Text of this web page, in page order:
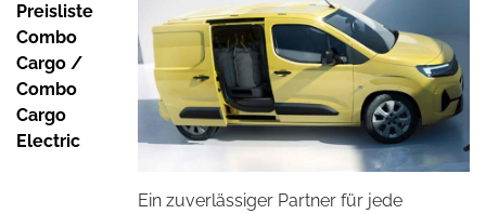
Preisliste
Combo
Cargo /
Combo
Cargo
Electric
Ein zuverlässiger Partner für jede